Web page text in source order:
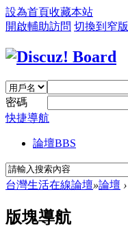
設為首頁收藏本站
開啟輔助訪問 切換到窄版
密碼
快捷導航
論壇BBS
台灣生活在線論壇»論壇 ›
版塊導航